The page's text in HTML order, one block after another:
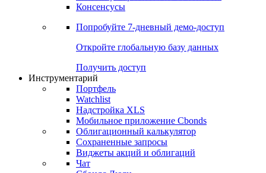
Портфели индексов Cbonds
Прогнозы
Консенсусы
Попробуйте7-дневный
Откройте глобальную базу данных
Получить доступ
Инструментарий
Портфель
Watchlist
Надстройка XLS
Мобильное приложение Cbonds